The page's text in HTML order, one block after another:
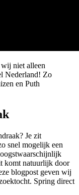
niet alleen
Nederland! Zo
en Puth
Je zit
snel mogelijk een
komt natuurlijk door
blogpost geven wij
Spring direct